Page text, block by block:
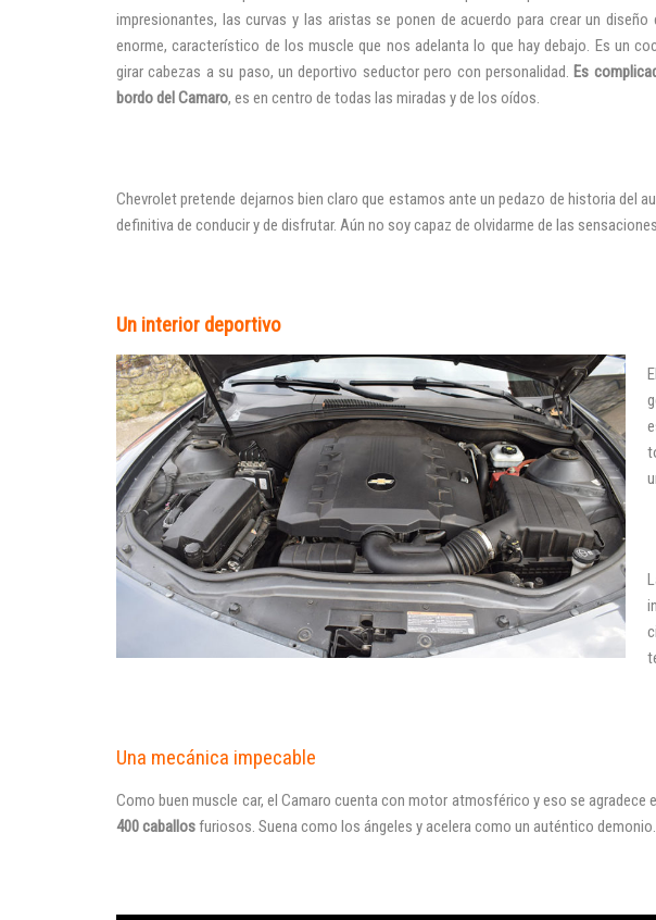
impresionantes, las curvas y las aristas se ponen de acuerdo para crear un diseño
enorme, característico de los muscle que nos adelanta lo que hay debajo. Es un
girar cabezas a su paso, un deportivo seductor pero con personalidad. Es
bordo del Camaro, es en centro de todas las miradas y de los oídos.
Chevrolet pretende dejarnos bien claro que estamos ante un pedazo de historia del
definitiva de conducir y de disfrutar. Aún no soy capaz de olvidarme de las
Un interior deportivo
Una mecánica impecable
Como buen muscle car, el Camaro cuenta con motor atmosférico y eso se
400 caballosfuriosos. Suena como los ángeles y acelera como un auténtico